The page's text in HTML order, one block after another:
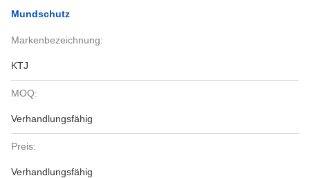
Mundschutz
Markenbezeichnung:
KTJ
MOQ:
Verhandlungsfähig
Preis:
Verhandlungsfähig